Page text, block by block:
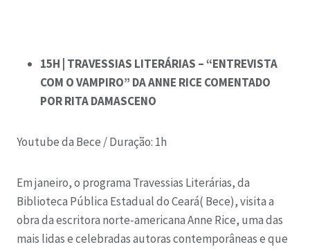
15H | TRAVESSIAS LITERÁRIAS –“ENTREVISTA
COM O VAMPIRO” DA ANNE RICE COMENTADO
PORRITA DAMASCENO
Youtube da Bece /Duração: 1h
Em janeiro, o programa Travessias Literárias, da
Biblioteca Pública Estadual do Ceará( Bece), visita a
obra da escritora norte-americana Anne Rice, uma das
mais lidas e celebradas autoras contemporâneas e que